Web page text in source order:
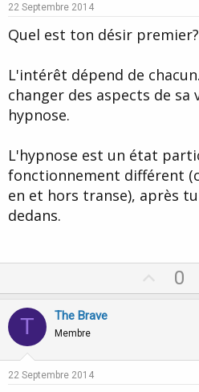
22 Septembre 2014
Quel est ton désir premier?
L'intérêt dépend de
changer des aspects de sa
hypnose.
L'hypnose est un état
fonctionnement différent
en et hors transe), après
dedans.
p
t
0
T The Brave
Membre
22 Septembre 2014